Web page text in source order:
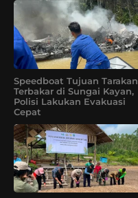
Speedboat Tujuan Tarakan
Terbakar di Sungai Kayan,
Polisi Lakukan Evakuasi
Cepat